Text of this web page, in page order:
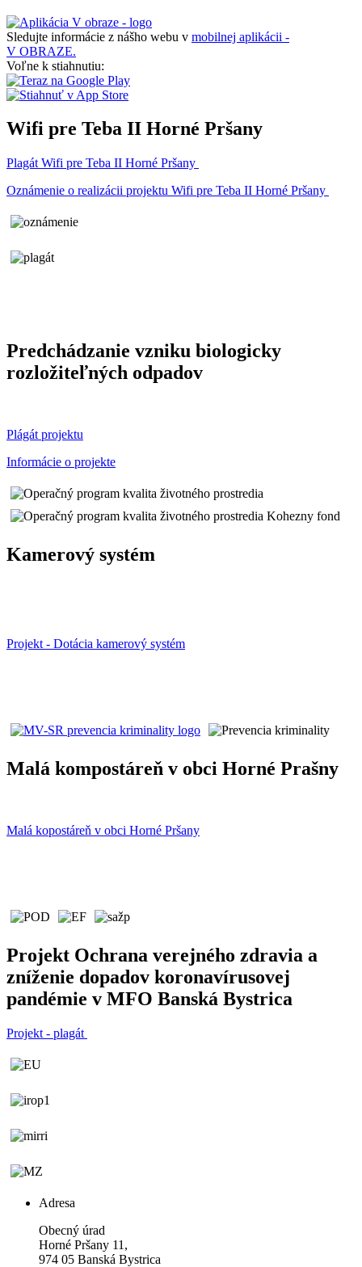
Sledujte informácie z nášho webu v mobilnej aplikácii -
V OBRAZE.
Voľne k stiahnutiu:
Wifi pre Teba II Horné Pršany
Plagát Wifi pre Teba II Horné Pršany
Oznámenie o realizácii projektu Wifi pre Teba II Horné Pršany
Predchádzanie vzniku biologicky
rozložiteľných odpadov
Plágát projektu
Informácie o projekte
Kamerový systém
Projekt - Dotácia kamerový systém
Malá kompostáreň v obci Horné Prašny
Malá kopostáreň v obci Horné Pršany
Projekt Ochrana verejného zdravia a
zníženie dopadov koronavírusovej
pandémie v MFO Banská Bystrica
Projekt - plagát
Adresa
Obecný úrad
Horné Pršany 11,
974 05 Banská Bystrica